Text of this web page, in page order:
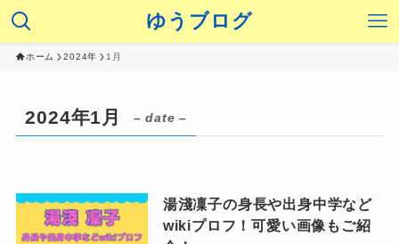
ゆうブログ
ホーム 2024年 1月
2024年1月 – date –
湯淺凜子の身長や出身中学など
wikiプロフ！可愛い画像もご紹